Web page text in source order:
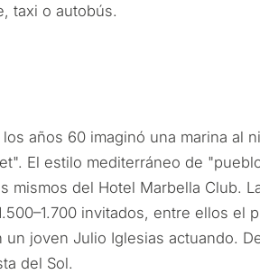
taxi o autobús.
años 60 imaginó una marina al
El estilo mediterráneo de
mismos del Hotel Marbella Club.
invitados, entre ellos el
un joven Julio Iglesias actuando.
del Sol.
residencia para mí
Siguiente →
CONSULTA
política de privacidad